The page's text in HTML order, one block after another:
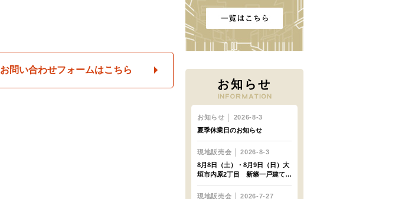
お問い合わせフォームはこちら
お知らせ